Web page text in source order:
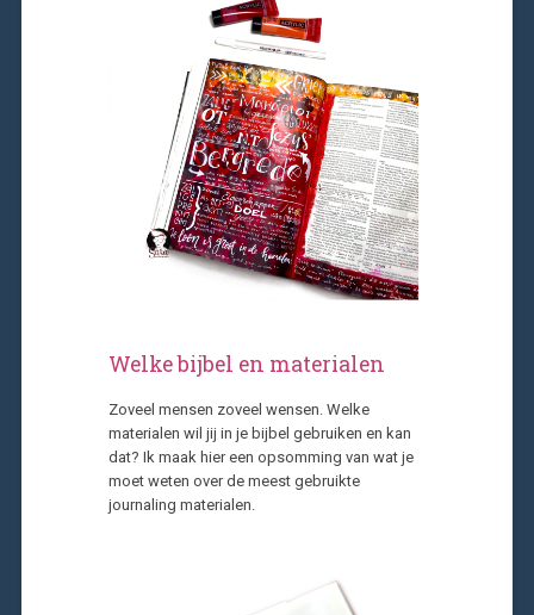
Welke bijbel en materialen
Zoveel mensen zoveel wensen. Welke
materialen wil jij in je bijbel gebruiken en kan
dat? Ik maak hier een opsomming van wat je
moet weten over de meest gebruikte
journaling materialen.